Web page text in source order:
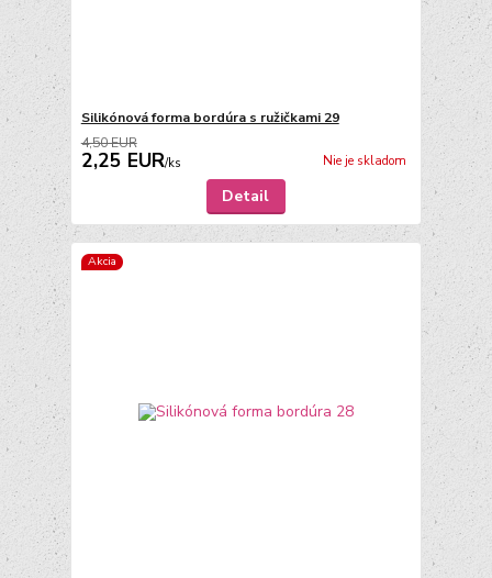
Silikónová forma bordúra s ružičkami 29
4,50 EUR
2,25 EUR/ks Nie je skladom
Detail
Akcia